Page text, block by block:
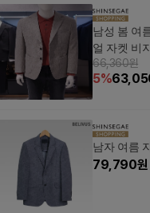
남성 봄 여
얼 자켓 비
66,360원
5%
남자 여름
79,790원